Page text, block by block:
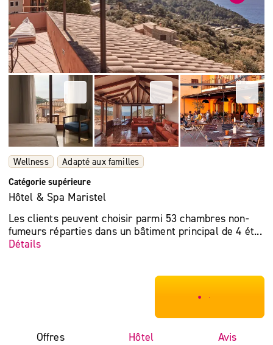
Wellness
Adapté aux familles
Catégorie supérieure
Hôtel & Spa Maristel
Les clients peuvent choisir parmi 53 chambres non-
fumeurs réparties dans un bâtiment principal de 4 ét...
Détails
***************
Offres Hôtel Avis